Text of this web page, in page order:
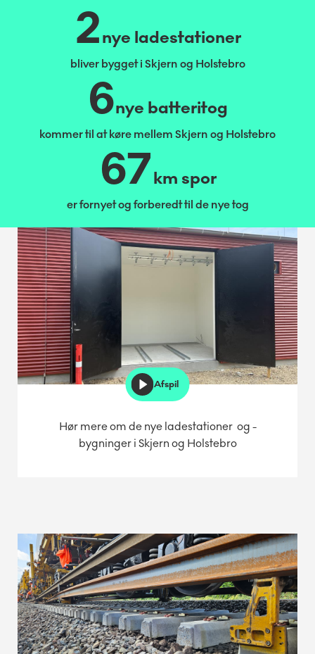
2nye ladestationer
bliver bygget i Skjern og Holstebro
6nye batteritog
kommer til at køre mellem Skjern og Holstebro
67km spor
er fornyet og forberedt til de nye tog
Hør mere om de nye ladestationer og -
bygninger i Skjern og Holstebro
Afspil